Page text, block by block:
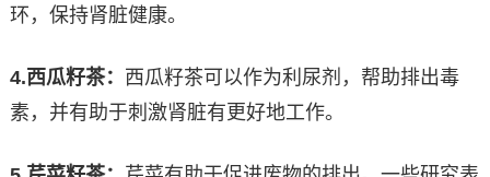
环，保持肾脏健康。
4.西瓜籽茶：
西瓜籽茶可以作为利尿剂，帮助排出毒
素，并有助于刺激肾脏有更好地工作。